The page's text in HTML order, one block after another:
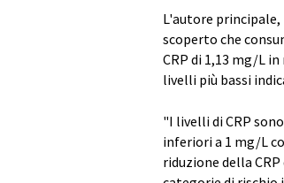
L'autore principale,
scoperto che
CRP di 1,13 mg/L
livelli più bassi
"I livelli di CRP
inferiori a 1 mg/L
riduzione della